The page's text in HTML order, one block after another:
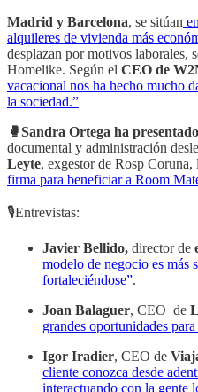
Madrid y Barcelona, se sitúan
alquileres de vivienda más
desplazan por motivos laborales,
Homelike. Según el CEO de
vacacional nos ha hecho mucho
la sociedad.”
🥊Sandra Ortega ha
documental y administración
Leyte, exgestor de Rosp Coruna,
firma para beneficiar a Room
🎙Entrevistas:
Javier Bellido, director de
modelo de negocio es más
fortaleciéndose”.
Joan Balaguer, CEO de
grandes oportunidades
Igor Iradier, CEO de
cliente conozca desde
interactuando con la gente